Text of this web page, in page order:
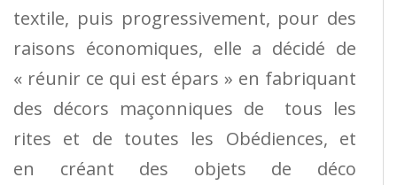
textile, puis progressivement, pour des
raisons économiques, elle a décidé de
« réunir ce qui est épars » en fabriquant
des décors maçonniques de tous les
rites et de toutes les Obédiences, et
en créant des objets de déco